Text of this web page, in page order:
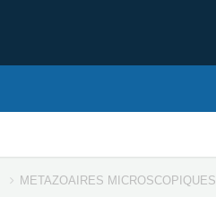
METAZOAIRES MICROSCOPIQUES